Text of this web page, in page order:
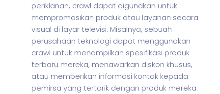
periklanan, crawl dapat digunakan untuk
mempromosikan produk atau layanan secara
visual di layar televisi. Misalnya, sebuah
perusahaan teknologi dapat menggunakan
crawl untuk menampilkan spesifikasi produk
terbaru mereka, menawarkan diskon khusus,
atau memberikan informasi kontak kepada
pemirsa yang tertarik dengan produk mereka.